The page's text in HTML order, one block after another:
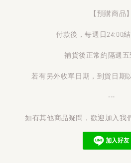
【預購商品】
付款後，每週日24:00
補貨後正常約隔週五
若有另外收單日期，到貨日期
---
如有其他商品疑問，歡迎加入我